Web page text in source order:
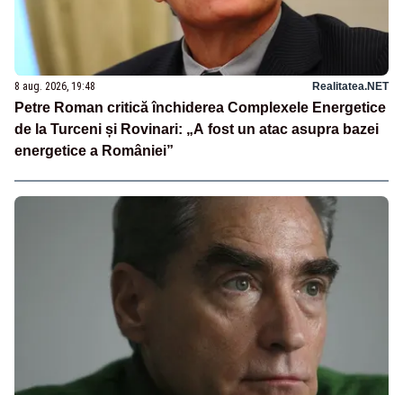
8 aug. 2026, 19:48 Realitatea.NET
Petre Roman critică închiderea Complexele Energetice
de la Turceni și Rovinari: „A fost un atac asupra bazei
energetice a României”